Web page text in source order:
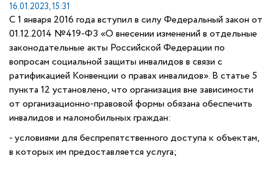
16.01.2023, 15:31
С 1 января 2016 года вступил в силу Федеральный закон от
01.12.2014 №419-ФЗ «О внесении изменений в отдельные
законодательные акты Российской Федерации по
вопросам социальной защиты инвалидов в связи с
ратификацией Конвенции о правах инвалидов». В статье 5
пункта 12 установлено, что организация вне зависимости
от организационно-правовой формы обязана обеспечить
инвалидов и маломобильных граждан:
- условиями для беспрепятственного доступа к объектам,
в которых им предоставляется услуга;